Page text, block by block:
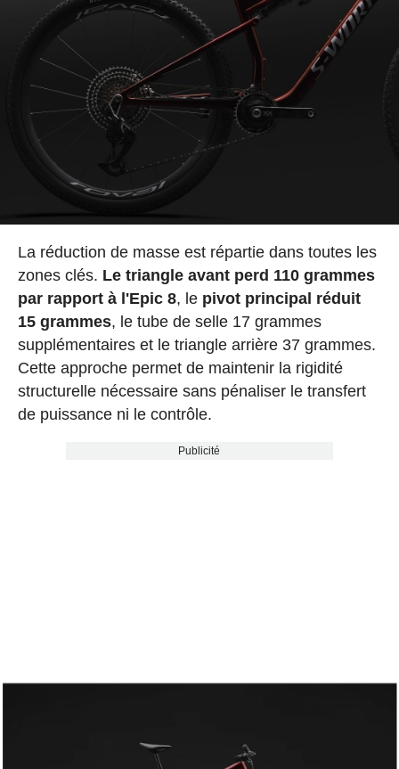
La réduction de masse est répartie dans toutes les
zones clés. Le triangle avant perd 110 grammes
par rapport à l'Epic 8, lepivot principal réduit
15 grammes, le tube de selle 17 grammes
supplémentaires et le triangle arrière 37 grammes.
Cette approche permet de maintenir la rigidité
structurelle nécessaire sans pénaliser le transfert
de puissance ni le contrôle.
Publicité